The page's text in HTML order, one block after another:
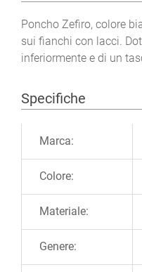
Poncho Zefiro, colore
sui fianchi con lacci.
inferiormente e di un
Specifiche
Marca:
Colore:
Materiale:
Genere: